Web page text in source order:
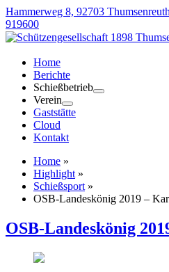
Hammerweg 8, 92703 Thumsenreuth
919600
Home
Berichte
Schießbetrieb
Verein
Gaststätte
Cloud
Kontakt
Home »
Highlight »
Schießsport »
OSB-Landeskönig 2019 –
OSB-Landeskönig